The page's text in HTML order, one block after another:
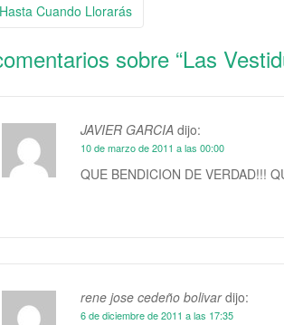
de la entrada
Hasta Cuando Llorarás
sobre “Las
JAVIER GARCIA dijo:
10 de marzo de 2011 a las 00:00
QUE BENDICION DE VERDAD!!!
rene jose cedeño bolivar dijo:
6 de diciembre de 2011 a las 17:35